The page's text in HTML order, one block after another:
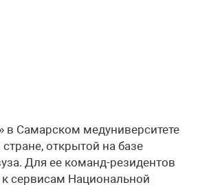
в Самарском медуниверситете
открытой на базе
Для ее команд-резидентов
сервисам Национальной